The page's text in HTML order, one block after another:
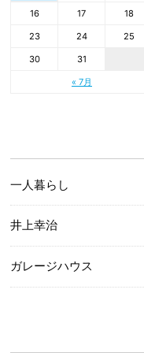
« 7月
16 17 18
23 24 25
30 31
一人暮らし
井上幸治
ガレージハウス